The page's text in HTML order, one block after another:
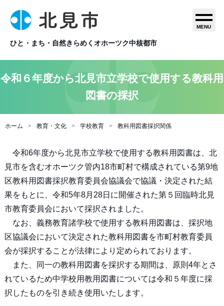
ひと・まち・自然きらめくオホーツク中核都市
MENU
令和６年度から北見市立学校で使用する教科用
図書の採択
ホーム 教育・文化 学校教育 教科用図書採択関係
令和6年度から北見市立学校で使用する教科用図書は、北
見市を含むオホーツク管内18市町村で構成されている第9地
区教科用図書採択教育委員会協議会で協議・決定された結
果をもとに、令和5年8月28日に開催された第５回臨時北見
市教育委員会において採択されました。
なお、義務教育諸学校で使用する教科用図書は、採択地
区協議会において決定された教科用図書を市町村教育委員
会が採択することが法律により定められております。
また、同一の教科用図書を採択する期間は、原則4年とさ
れているため中学校用教用図書については令和５年度に採
択したものを引き続き使用いたします。